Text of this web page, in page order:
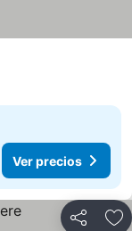
precios
Ver precios
Compartir